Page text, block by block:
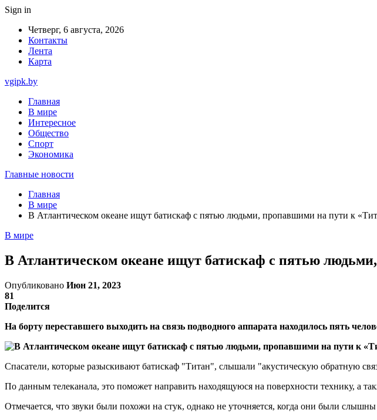
Sign in
Четверг, 6 августа, 2026
Контакты
Лента
Карта
vgipk.by
Главная
В мире
Интересное
Общество
Спорт
Экономика
Главные новости
Главная
В мире
В Атлантическом океане ищут батискаф с пятью людьми, пропавшими на пути к
В мире
В Атлантическом океане ищут батискаф с пятью
Опубликовано Июн 21, 2023
81
Поделится
На борту переставшего выходить на связь подводного аппарата находилось пять
Спасатели, которые разыскивают батискаф "Титан", слышали "акустическую обратную
По данным телеканала, это поможет направить находящуюся на поверхности технику, а
Отмечается, что звуки были похожи на стук, однако не уточняется, когда они были